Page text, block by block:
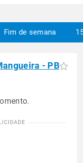
Fim de semana
- PB